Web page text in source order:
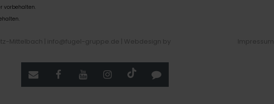
vorbehalten.
Mittelbach | info@fugel-gruppe.de | Webdesign by
Impressum